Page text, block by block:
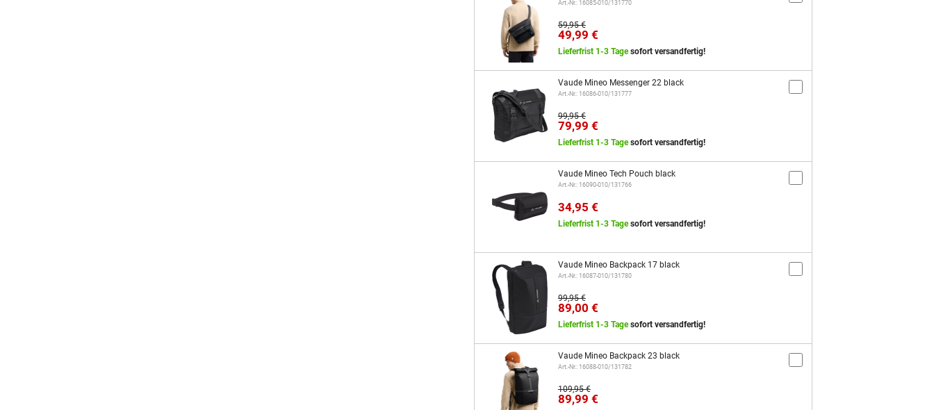
Art.-Nr.: 16085-010/131770
59,95 €
49,99 €
Lieferfrist 1-3 Tagesofort versandfertig!
Vaude Mineo Messenger 22 black
Art.-Nr.: 16086-010/131777
99,95 €
79,99 €
Lieferfrist 1-3 Tagesofort versandfertig!
Vaude Mineo Tech Pouch black
Art.-Nr.: 16090-010/131766
34,95 €
Lieferfrist 1-3 Tagesofort versandfertig!
Vaude Mineo Backpack 17 black
Art.-Nr.: 16087-010/131780
99,95 €
89,00 €
Lieferfrist 1-3 Tagesofort versandfertig!
Vaude Mineo Backpack 23 black
Art.-Nr.: 16088-010/131782
109,95 €
89,99 €